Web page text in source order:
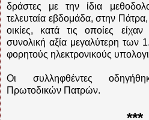
δράστες με την ίδια
τελευταία εβδομάδα, στην
οικίες, κατά τις οποίες
συνολική αξία μεγαλύτερη
φορητούς ηλεκτρονικούς
Οι συλληφθέντες
Πρωτοδικών Πατρών.